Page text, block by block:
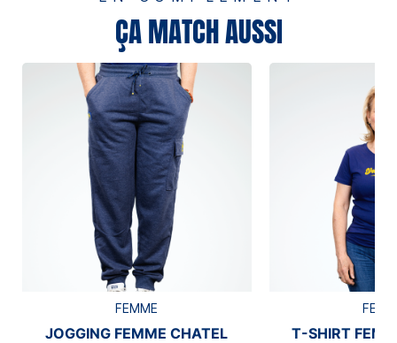
ÇA MATCH AUSSI
FEMME
JOGGING FEMME CHATEL T-SHIRT